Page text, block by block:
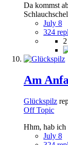
Da kommst
July 8
324
2
Am
Glückspilz
Off Topic
Hhm, hab ich
July 8